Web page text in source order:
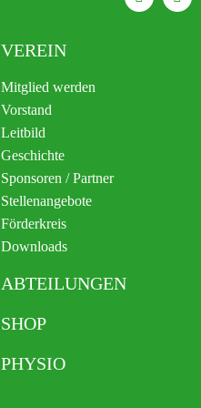
VEREIN
Mitglied werden
Vorstand
Leitbild
Geschichte
Sponsoren / Partner
Stellenangebote
Förderkreis
Downloads
ABTEILUNGEN
SHOP
PHYSIO